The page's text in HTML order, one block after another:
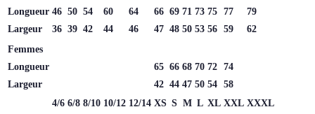
Longueur 46 50 54 60 64 66 69 71 73 75 77
79
Largeur
36 39 42 44 46 47 48 50 53 56 59
62
Femmes
Longueur
65 66 68 70 72 74
Largeur
42 44 47 50 54 58
4/6 6/8 8/10 10/12 12/14 XS S M L XL XXL XXXL